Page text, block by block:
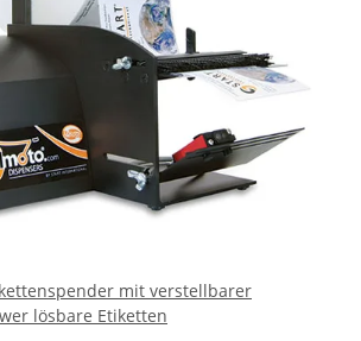
mit verstellbarer
lösbare Etiketten